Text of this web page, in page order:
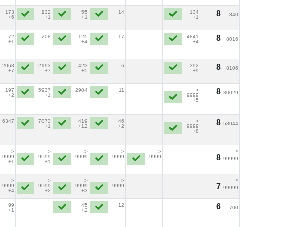
173
+6
132
+1
55
+1
14
134
+1
8 840
72
+1
708
125
+4
17
4841
+4
8 8016
2063
+7
2193
+7
423
+5
6
392
+9
8 8106
197
+2
5937
+1
2904 11
>
9999
+5
8 30029
6347
7873
+1
419
+12
46
+2
>
9999
+8
8 58044
>
9999
+1
>
9999
+1
>
9999
>
9999
>
9999
8
>
99999
>
9999
+4
>
9999
+2
>
9999
+3
>
9999
7
>
99999
99
+1
45
+2
12 6 700